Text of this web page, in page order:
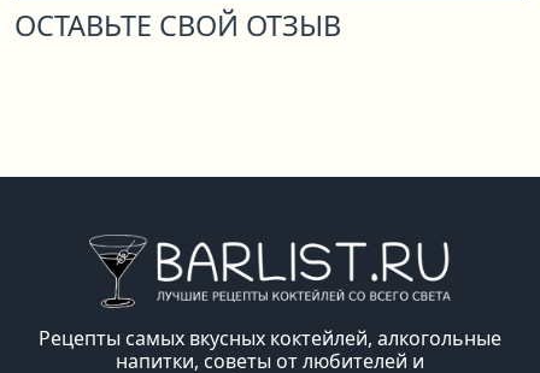
ОСТАВЬТЕ СВОЙ ОТЗЫВ
Рецепты самых вкусных коктейлей, алкогольные
напитки, советы от любителей и